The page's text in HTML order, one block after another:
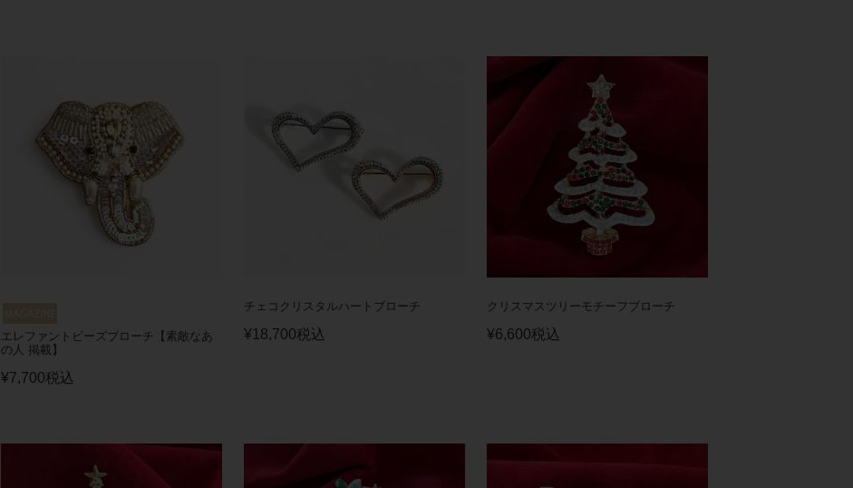
エレファントビーズブローチ【素敵なあ
の人 掲載】
¥7,700税込
チェコクリスタルハートブローチ
¥18,700税込
クリスマスツリーモチーフブローチ
¥6,600税込